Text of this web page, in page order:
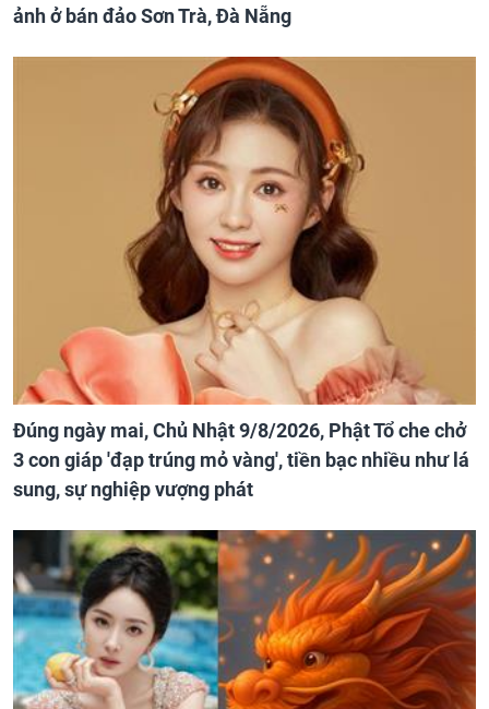
ảnh ở bán đảo Sơn Trà, Đà Nẵng
Đúng ngày mai, Chủ Nhật 9/8/2026, Phật Tổ che chở
3 con giáp 'đạp trúng mỏ vàng', tiền bạc nhiều như lá
sung, sự nghiệp vượng phát